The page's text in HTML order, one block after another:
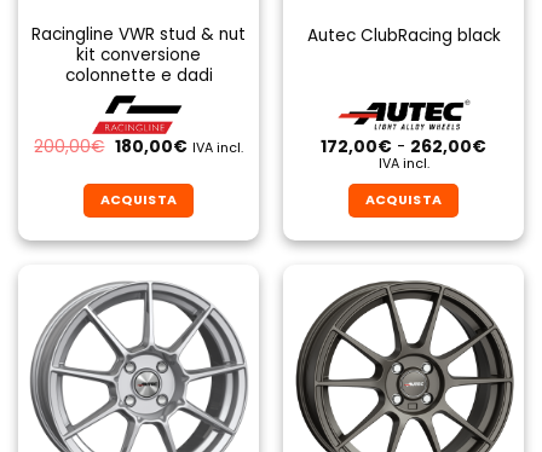
Racingline VWR stud & nut
kit conversione
colonnette e dadi
200,00€ Il
prezzo
era:
200,00€.
180,00€Il
è:
180,00€.
IVA incl.
ACQUISTA
prodotto
ha
più
varianti.
Le
opzioni
possono
essere
Autec ClubRacing black
172,00€ - 262,00€Fascia
IVA incl.
ACQUISTA
prodotto
ha
più
varianti.
Le
opzioni
possono
essere